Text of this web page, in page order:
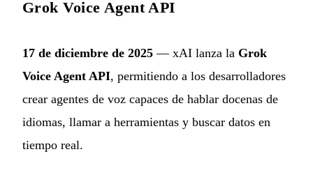
Grok Voice Agent API
17 de diciembre de 2025 — xAI lanza la Grok
Voice Agent API, permitiendo a los desarrolladores
crear agentes de voz capaces de hablar docenas de
idiomas, llamar a herramientas y buscar datos en
tiempo real.